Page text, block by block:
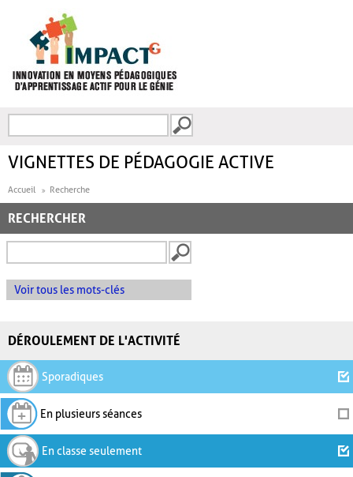
FORMULAIRE DE
VIGNETTES DE PÉDAGOGIE ACTIVE
Accueil Recherche
RECHERCHER
Voir tous les mots-clés
DÉROULEMENT DE L'ACTIVITÉ
Sporadiques
En plusieurs séances
En classe seulement